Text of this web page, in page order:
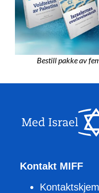
Bestill pakke av
Kontakt MIFF